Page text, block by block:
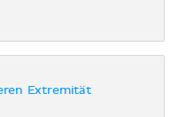
Extremität